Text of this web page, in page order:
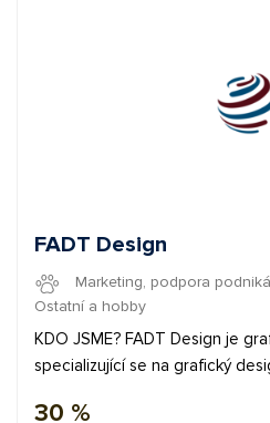
FADT Design
Marketing, podpora
Ostatní a hobby
KDO JSME? FADT Design je grafická společnost
specializující se na grafický
Vytváříme jednoduchý,
30 %